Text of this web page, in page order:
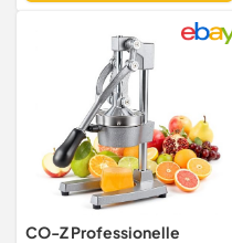
CO-Z Professionelle